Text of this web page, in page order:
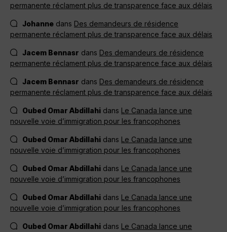
permanente réclament plus de transparence face aux délais
Johanne dans Des demandeurs de résidence
permanente réclament plus de transparence face aux délais
Jacem Bennasr dans Des demandeurs de résidence
permanente réclament plus de transparence face aux délais
Jacem Bennasr dans Des demandeurs de résidence
permanente réclament plus de transparence face aux délais
Oubed Omar Abdillahi dans Le Canada lance une
nouvelle voie d’immigration pour les francophones
Oubed Omar Abdillahi dans Le Canada lance une
nouvelle voie d’immigration pour les francophones
Oubed Omar Abdillahi dans Le Canada lance une
nouvelle voie d’immigration pour les francophones
Oubed Omar Abdillahi dans Le Canada lance une
nouvelle voie d’immigration pour les francophones
Oubed Omar Abdillahi dans Le Canada lance une